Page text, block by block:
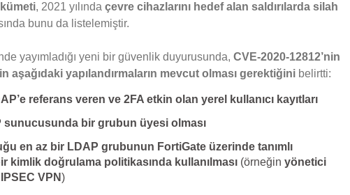
, 2021 yılında çevre cihazlarını hedef alan saldırılarda silah
bunu da listelemiştir.
yayımladığı yeni bir güvenlik duyurusunda, CVE-2020-12812’nin
aşağıdaki yapılandırmaların mevcut olması gerektiğini belirtti:
referans veren ve 2FA etkin olan yerel kullanıcı kayıtları
sunucusunda bir grubun üyesi olması
en az bir LDAP grubunun FortiGate üzerinde tanımlı
kimlik doğrulama politikasında kullanılması (örneğin yönetici
IPSEC VPN)